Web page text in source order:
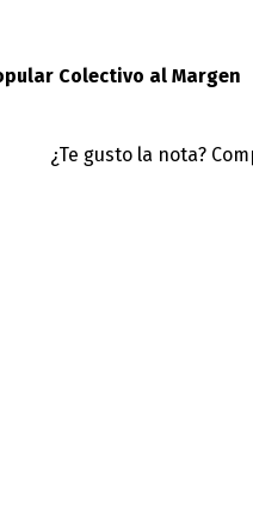
Colectivo al Margen
¿Te gusto la nota?